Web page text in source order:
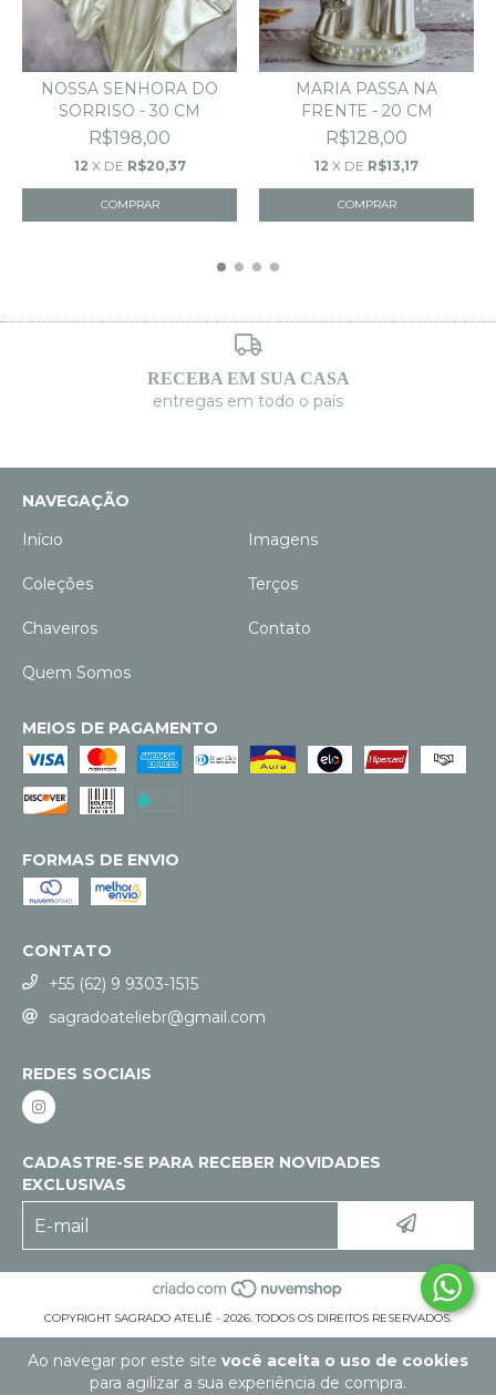
Ao navegar por este site você aceita o uso de cookies
para agilizar a sua experiência de compra.
NOSSA SENHORA DO
SORRISO - 30 CM
R$198,00
12 X DE R$20,37
MARIA PASSA NA
FRENTE - 20 CM
R$128,00
12 X DE R$13,17
RECEBA EM SUA CASA
entregas em todo o país
NAVEGAÇÃO
Início
Imagens
Coleções Terços
Chaveiros Contato
Quem Somos
MEIOS DE PAGAMENTO
FORMAS DE ENVIO
CONTATO
+55 (62) 9 9303-1515
sagradoateliebr@gmail.com
REDES SOCIAIS
CADASTRE-SE PARA RECEBER NOVIDADES
EXCLUSIVAS
COPYRIGHT SAGRADO ATELIÊ - 2026. TODOS OS DIREITOS RESERVADOS.